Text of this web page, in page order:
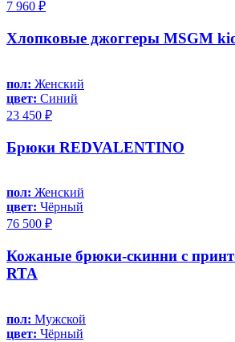
7 960 ₽
Хлопковые джоггеры MSGM
пол: Женский
цвет: Синий
23 450 ₽
Брюки REDVALENTINO
пол: Женский
цвет: Чёрный
76 500 ₽
Кожаные брюки-скинни с
RTA
пол: Мужской
цвет: Чёрный